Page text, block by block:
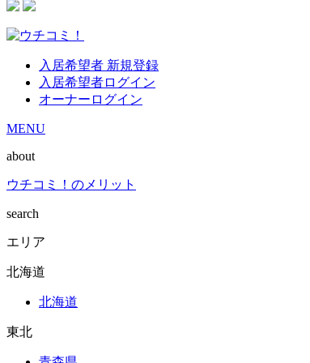
入居希望者 新規登録
入居希望者ログイン
オーナーログイン
MENU
about
ウチコミ！のメリット
search
エリア
北海道
北海道
東北